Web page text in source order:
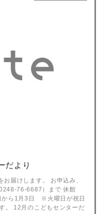
だより
届けします。 お申込み、
76-6687）まで 休館
から1月3日 ※火曜日が祝日
。 12月のこどもセンターだ